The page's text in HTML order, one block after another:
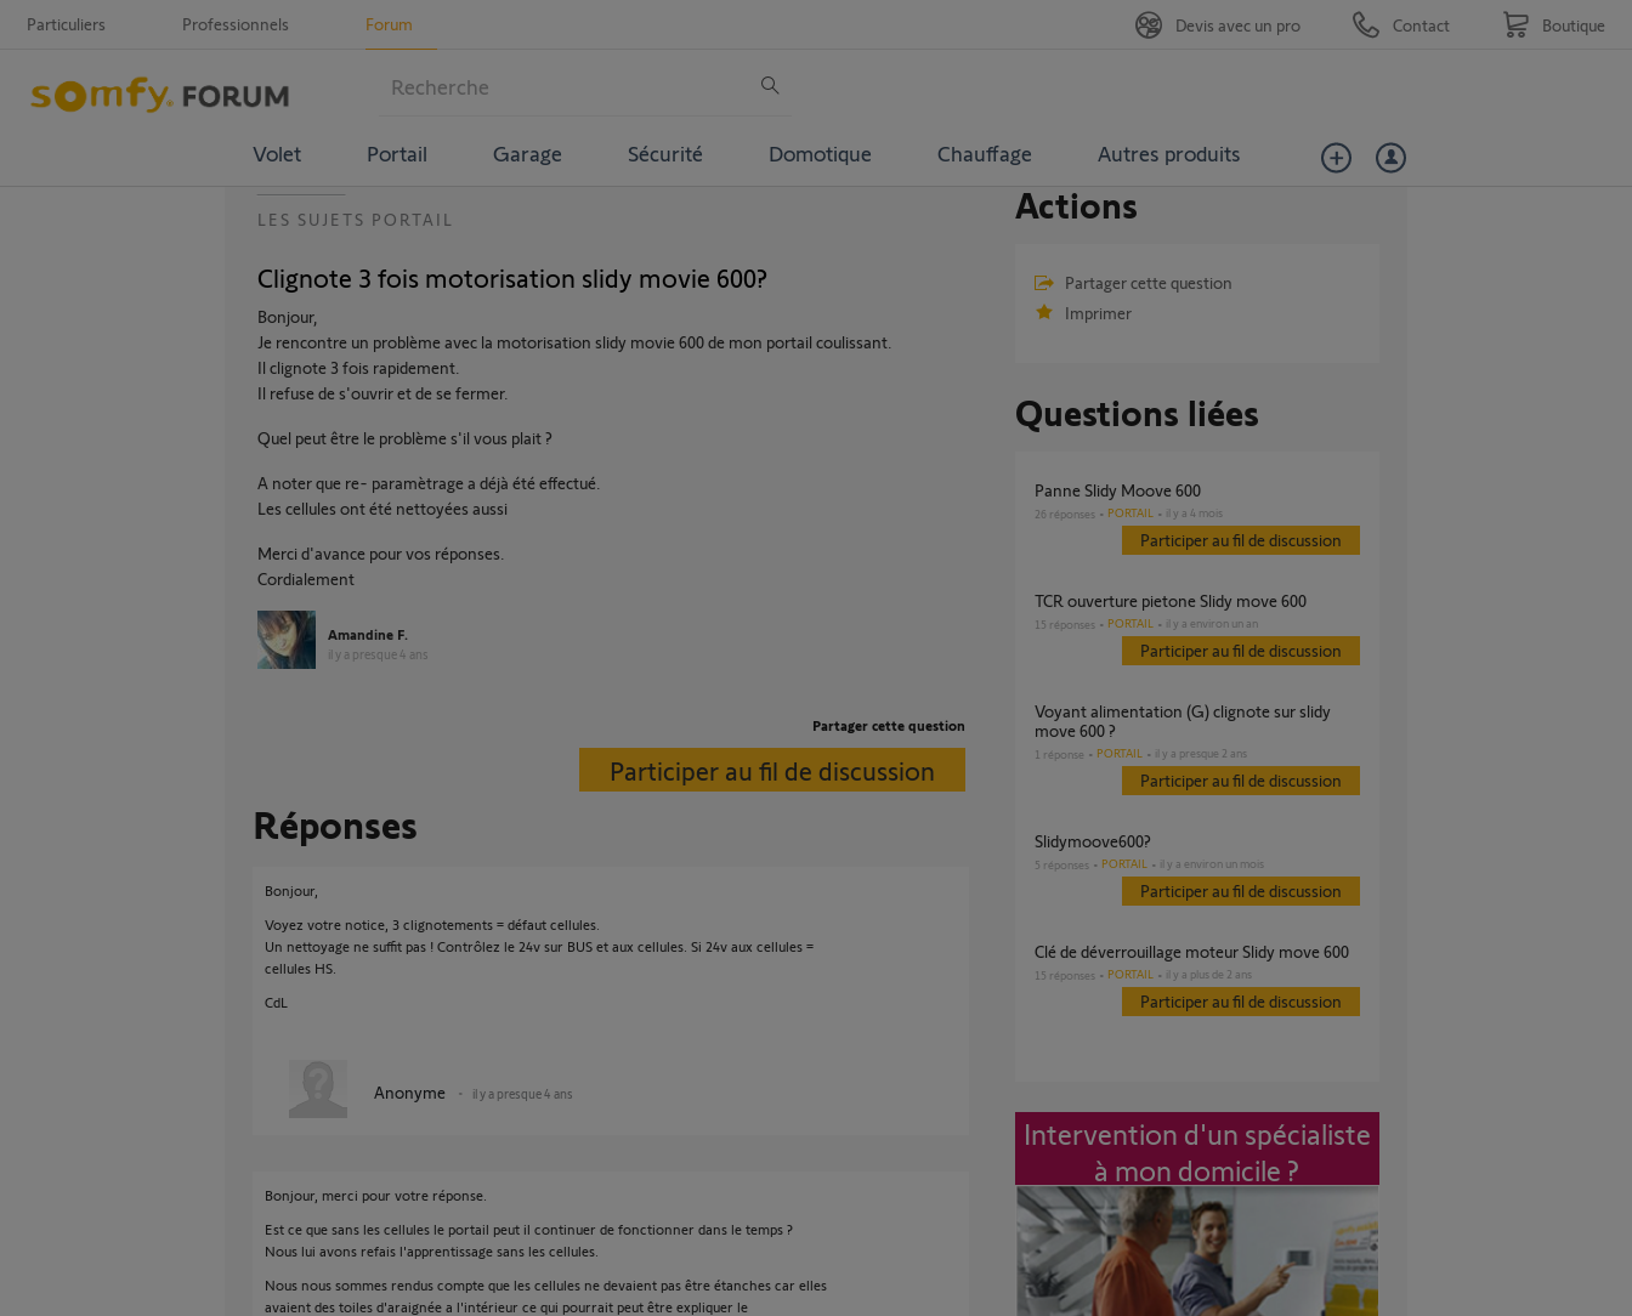
Particuliers Professionnels Forum
Volet Portail Garage Sécurité Domotique Chauffage Autres produits
Devis avec un pro Contact Boutique
LES SUJETS PORTAIL
Clignote 3 fois motorisation slidy movie 600?
Bonjour,
Je rencontre un problème avec la motorisation slidy movie 600 de mon portail coulissant.
Il clignote 3 fois rapidement.
Il refuse de s'ouvrir et de se fermer.
Quel peut être le problème s'il vous plait ?
A noter que re- paramètrage a déjà été effectué.
Les cellules ont été nettoyées aussi
Merci d'avance pour vos réponses.
Cordialement
Amandine F.
il y a presque 4 ans
Partager cette question
Participer au fil de discussion
Réponses
Bonjour,
Voyez votre notice, 3 clignotements = défaut cellules.
Un nettoyage ne suffit pas ! Contrôlez le 24v sur BUS et aux cellules. Si 24v aux cellules =
cellules HS.
CdL
Anonyme il y a presque 4 ans
Bonjour, merci pour votre réponse.
Est ce que sans les cellules le portail peut il continuer de fonctionner dans le temps ?
Nous lui avons refais l'apprentissage sans les cellules.
Nous nous sommes rendus compte que les cellules ne devaient pas être étanches car elles
avaient des toiles d'araignée a l'intérieur ce qui pourrait peut être expliquer le
Actions
Partager cette question
Imprimer
Questions liées
Panne Slidy Moove 600
26 réponses PORTAIL il y a 4 mois
Participer au fil de discussion
TCR ouverture pietone Slidy move 600
15 réponses PORTAIL il y a environ un an
Participer au fil de discussion
Voyant alimentation (G) clignote sur slidy
move 600 ?
1 réponse PORTAIL il y a presque 2 ans
Participer au fil de discussion
slidymoove600?
5 réponses PORTAIL il y a environ un mois
Participer au fil de discussion
Clé de déverrouillage moteur Slidy move 600
15 réponses PORTAIL il y a plus de 2 ans
Participer au fil de discussion
Intervention d'un spécialiste
à mon domicile ?